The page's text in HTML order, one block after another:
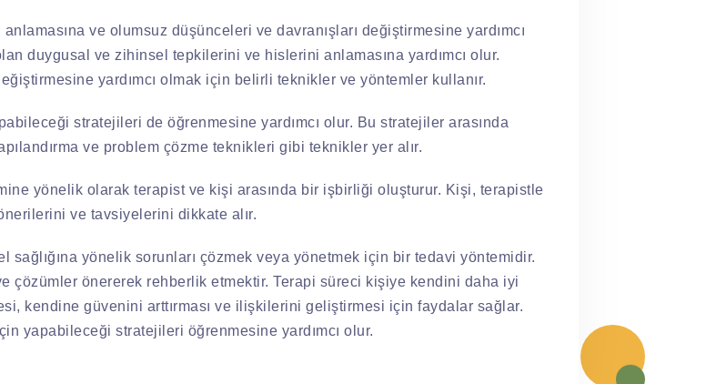
ve olumsuz düşünceleri ve davranışları değiştirmesine yardımcı
duygusal ve zihinsel tepkilerini ve hislerini anlamasına yardımcı olur.
yardımcı olmak için belirli teknikler ve yöntemler kullanır.
stratejileri de öğrenmesine yardımcı olur. Bu stratejiler arasında
ve problem çözme teknikleri gibi teknikler yer alır.
yönelik olarak terapist ve kişi arasında bir işbirliği oluşturur. Kişi, terapistle
ve tavsiyelerini dikkate alır.
yönelik sorunları çözmek veya yönetmek için bir tedavi yöntemidir.
çözümler önererek rehberlik etmektir. Terapi süreci kişiye kendini daha iyi
kendine güvenini arttırması ve ilişkilerini geliştirmesi için faydalar sağlar.
yapabileceği stratejileri öğrenmesine yardımcı olur.